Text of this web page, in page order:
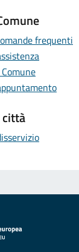
frequenti
città